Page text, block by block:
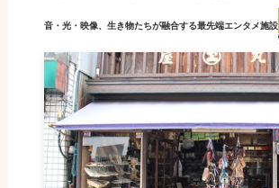
音・光・映像、生き物たちが融合する最先端エンタメ施設